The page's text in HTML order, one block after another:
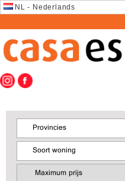
NL - Nederlands
Provincies
Soort woning